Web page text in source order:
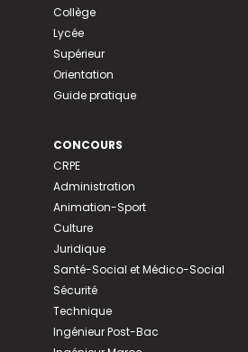
Collège
Lycée
Supérieur
Orientation
Guide pratique
CONCOURS
CRPE
Administration
Animation-Sport
Culture
Juridique
Santé-Social et Médico-Social
Sécurité
Technique
Ingénieur Post-Bac